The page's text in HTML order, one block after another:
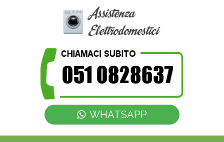
WHATSAPP